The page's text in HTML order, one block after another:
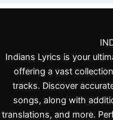
Indians Lyrics is your
offering a vast
tracks. Discover
songs, along with
translations, and more.